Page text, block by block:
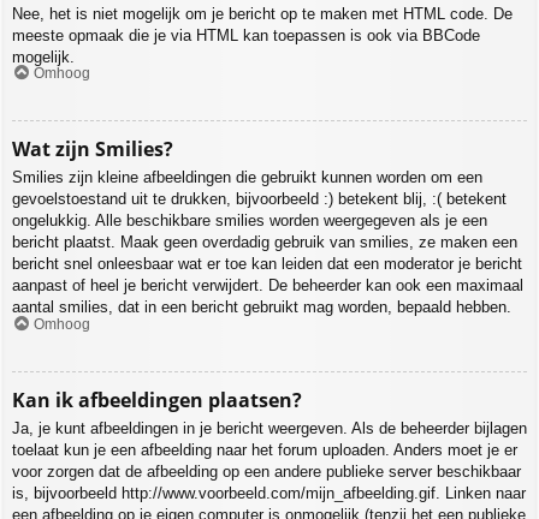
Nee, het is niet mogelijk om je bericht op te maken met HTML code. De
meeste opmaak die je via HTML kan toepassen is ook via BBCode
mogelijk.
Omhoog
Wat zijn Smilies?
Smilies zijn kleine afbeeldingen die gebruikt kunnen worden om een
gevoelstoestand uit te drukken, bijvoorbeeld :) betekent blij, :( betekent
ongelukkig. Alle beschikbare smilies worden weergegeven als je een
bericht plaatst. Maak geen overdadig gebruik van smilies, ze maken een
bericht snel onleesbaar wat er toe kan leiden dat een moderator je bericht
aanpast of heel je bericht verwijdert. De beheerder kan ook een maximaal
aantal smilies, dat in een bericht gebruikt mag worden, bepaald hebben.
Omhoog
Kan ik afbeeldingen plaatsen?
Ja, je kunt afbeeldingen in je bericht weergeven. Als de beheerder bijlagen
toelaat kun je een afbeelding naar het forum uploaden. Anders moet je er
voor zorgen dat de afbeelding op een andere publieke server beschikbaar
is, bijvoorbeeld http://www.voorbeeld.com/mijn_afbeelding.gif. Linken naar
een afbeelding op je eigen computer is onmogelijk (tenzij het een publieke